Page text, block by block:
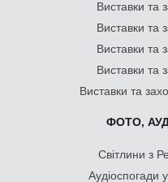
Виставки та
Виставки та
Виставки та
Виставки та
Виставки та
ФОТО,
Світлини з
Аудіоспогади